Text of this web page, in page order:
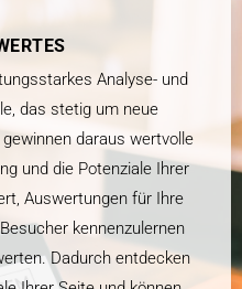
Analyse- und
das stetig um neue
daraus wertvolle
und die Potenziale Ihrer
Auswertungen für Ihre
kennenzulernen
Dadurch entdecken